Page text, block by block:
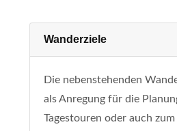
Wanderziele
Die nebenstehenden
als Anregung für die
Tagestouren oder auch